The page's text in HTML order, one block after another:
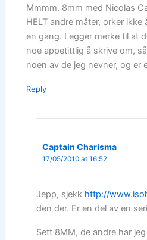
Mmmm. 8mm med Nicolas
HELT andre måter, orker
en gang. Legger merke til at
noe appetittlig å skrive om,
noen av de jeg nevner, og er
Reply
Captain Charisma
17/05/2010 at 16:52
Jepp, sjekk http://
den der. Er en del av en
Sett 8MM, de andre har